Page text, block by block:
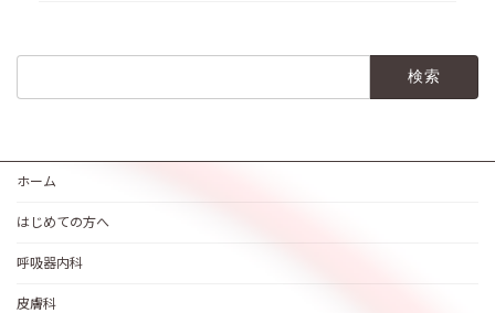
ホーム
はじめての方へ
呼吸器内科
皮膚科